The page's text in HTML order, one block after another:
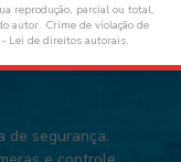
reprodução, parcial ou total,
autor. Crime de violação de
Lei de direitos autorais.
de segurança.